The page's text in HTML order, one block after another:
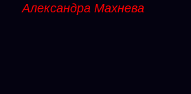
Александра Махнева